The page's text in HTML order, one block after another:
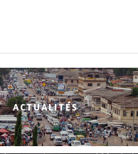
ACTUALITÉS